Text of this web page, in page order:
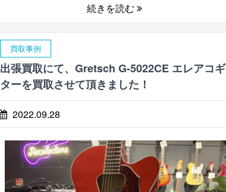
続きを読む
買取事例
出張買取にて、Gretsch G-5022CE エレアコギ
ターを買取させて頂きました！
2022.09.28